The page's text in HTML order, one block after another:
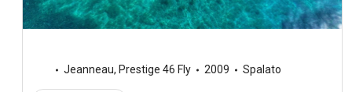
Jeanneau, Prestige 46 Fly 2009 Spalato